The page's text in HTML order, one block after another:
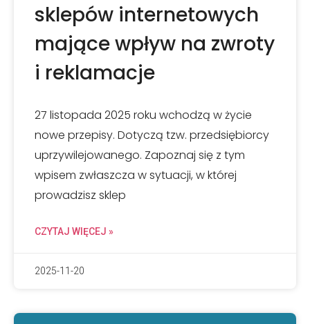
sklepów internetowych
mające wpływ na zwroty
i reklamacje
27 listopada 2025 roku wchodzą w życie
nowe przepisy. Dotyczą tzw. przedsiębiorcy
uprzywilejowanego. Zapoznaj się z tym
wpisem zwłaszcza w sytuacji, w której
prowadzisz sklep
CZYTAJ WIĘCEJ »
2025-11-20